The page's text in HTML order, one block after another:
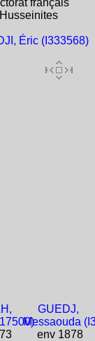
français
Éric (I333568)
GUEDJ,
Messaouda
env 1878